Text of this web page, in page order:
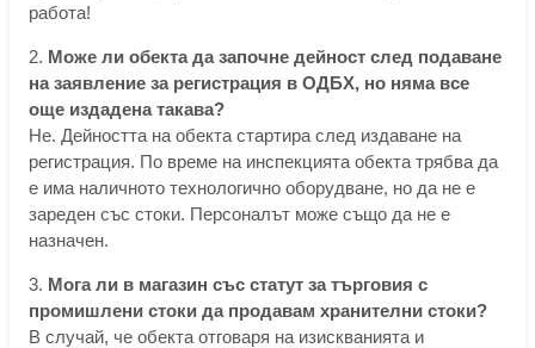
работа!
2. Може ли обекта да започне дейност след подаване
на заявление за регистрация в ОДБХ, но няма все
още издадена такава?
Не. Дейността на обекта стартира след издаване на
регистрация. По време на инспекцията обекта трябва да
е има наличното технологично оборудване, но да не е
зареден със стоки. Персоналът може също да не е
назначен.
3. Мога ли в магазин със статут за търговия с
промишлени стоки да продавам хранителни стоки?
В случай, че обекта отговаря на изискванията и